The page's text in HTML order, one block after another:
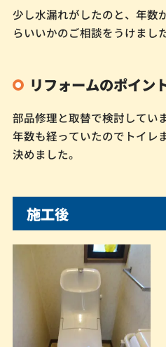
少し水漏れがしたのと、年数
らいいかのご相談をうけました
リフォームのポイン
部品修理と取替で検討してい
年数も経っていたのでトイレ
決めました。
施工後